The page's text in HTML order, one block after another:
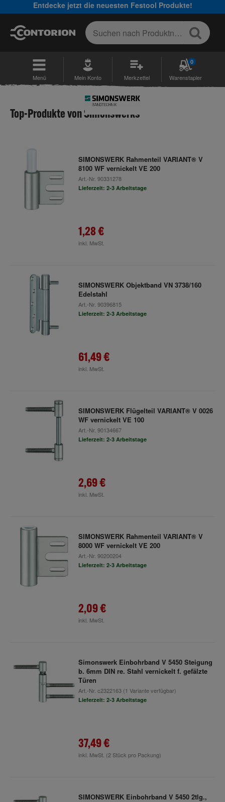
Entdecke jetzt die neuesten Festool Produkte!
Menü Mein Konto Merkzettel
0
Warenstapler
Top-Produkte von Simonswerks
SIMONSWERK Rahmenteil VARIANT® V
8100 WF vernickelt VE 200
Art.-Nr. 90331278
Lieferzeit: 2-3 Arbeitstage
1,28 €
inkl. MwSt.
SIMONSWERK Objektband VN 3738/160
Edelstahl
Art.-Nr. 90396815
Lieferzeit: 2-3 Arbeitstage
61,49 €
inkl. MwSt.
SIMONSWERK Flügelteil VARIANT® V 0026
WF vernickelt VE 100
Art.-Nr. 90134667
Lieferzeit: 2-3 Arbeitstage
2,69 €
inkl. MwSt.
SIMONSWERK Rahmenteil VARIANT® V
8000 WF vernickelt VE 200
Art.-Nr. 90200204
Lieferzeit: 2-3 Arbeitstage
2,09 €
inkl. MwSt.
Simonswerk Einbohrband V 5450 Steigung
b. 6mm DIN re. Stahl vernickelt f. gefälzte
Türen
Art.-Nr. c2322163(1 Variante verfügbar)
Lieferzeit: 2-3 Arbeitstage
37,49 €
inkl. MwSt. (2 Stück pro Packung)
SIMONSWERK Einbohrband V 5450 2tlg.,